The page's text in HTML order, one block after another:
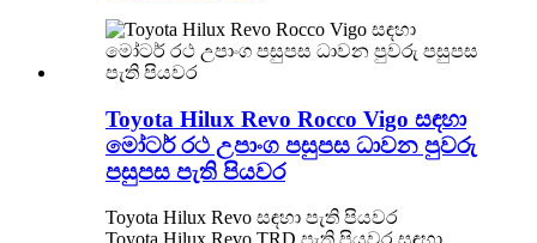
Toyota Hilux Revo Rocco Vigo සඳහා
මෝටර් රථ උපාංග පසුපස ධාවන පුවරු
පසුපස පැති පියවර
Toyota Hilux Revo සඳහා පැති පියවර